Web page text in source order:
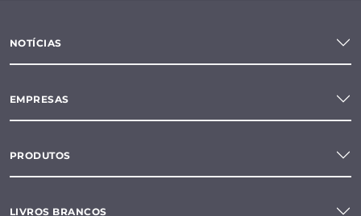
NOTÍCIAS
EMPRESAS
PRODUTOS
LIVROS BRANCOS